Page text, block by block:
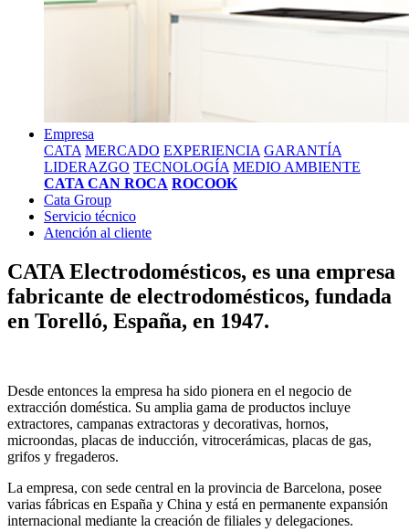
Empresa
CATA MERCADO EXPERIENCIA GARANTÍA
LIDERAZGO TECNOLOGÍA MEDIO AMBIENTE
CATA CAN ROCA ROCOOK
Cata Group
Servicio técnico
Atención al cliente
CATA Electrodomésticos, es una empresa
fabricante de electrodomésticos, fundada
en Torelló, España, en 1947.
Desde entonces la empresa ha sido pionera en el negocio de
extracción doméstica. Su amplia gama de productos incluye
extractores, campanas extractoras y decorativas, hornos,
microondas, placas de inducción, vitrocerámicas, placas de gas,
grifos y fregaderos.
La empresa, con sede central en la provincia de Barcelona, posee
varias fábricas en España y China y está en permanente expansión
internacional mediante la creación de filiales y delegaciones.